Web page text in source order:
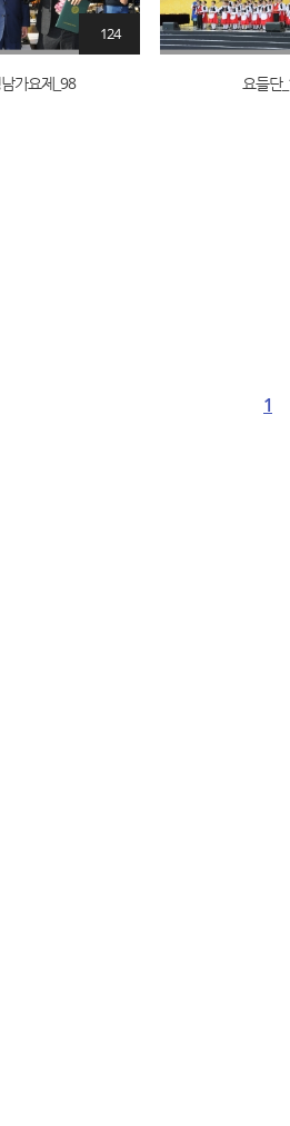
가요제_98
124
요들단
1